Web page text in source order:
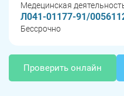
Медецинская
Л041-01177-91/
Бессрочно
Проверить онлайн